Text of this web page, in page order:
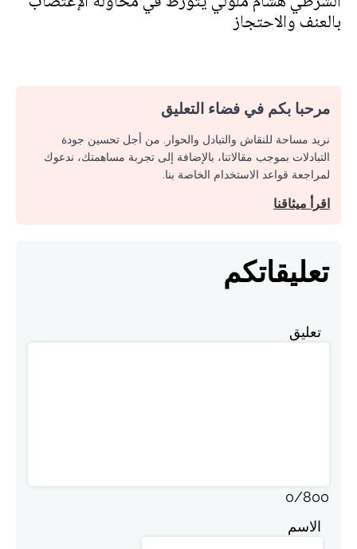
بالعنف والاحتجاز
مرحبا بكم في فضاء التعليق
نريد مساحة للنقاش والتبادل والحوار. من أجل تحسين جودة
التبادلات بموجب مقالاتنا، بالإضافة إلى تجربة مساهمتك، ندعوك
لمراجعة قواعد الاستخدام الخاصة بنا.
اقرأ ميثاقنا
تعليقاتكم
تعليق
0/800
الاسم